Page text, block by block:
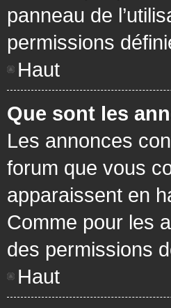
panneau de
permissions
Haut
Que sont les
Les annonces
forum que vous
apparaissent en
Comme pour les
des permissions
Haut